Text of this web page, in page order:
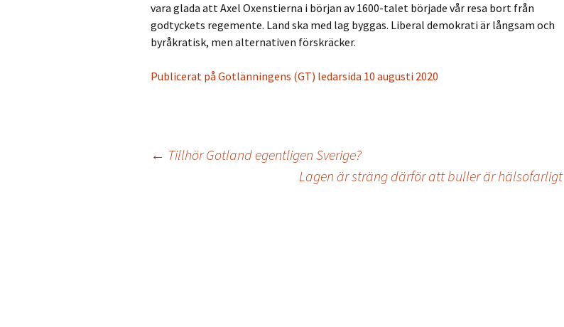
vara glada att Axel Oxenstierna i början av 1600-talet började vår resa bort från
godtyckets regemente. Land ska med lag byggas. Liberal demokrati är långsam och
byråkratisk, men alternativen förskräcker.
Publicerat på Gotlänningens (GT) ledarsida 10 augusti 2020
← Tillhör Gotland egentligen Sverige?
Lagen är sträng därför att buller är hälsofarligt